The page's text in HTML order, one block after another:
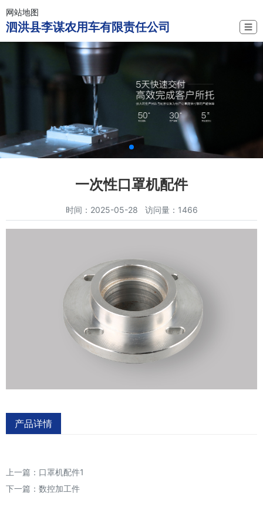
网站地图
泗洪县李谋农用车有限责任公司 ☰
一次性口罩机配件
时间：2025-05-28 访问量：1466
产品详情
上一篇： 口罩机配件1
下一篇： 数控加工件